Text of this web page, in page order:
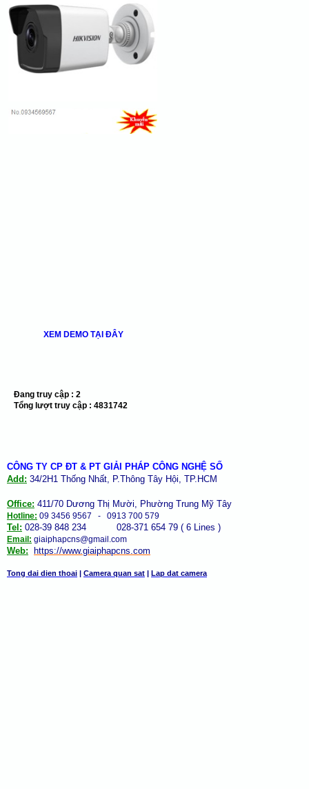
XEM DEMO TẠI ĐÂY
Đang truy cập : 2
Tổng lượt truy cập : 4831742
CÔNG TY CP ĐT & PT GIẢI PHÁP CÔNG NGHỆ SỐ
Add: 34/2H1 Thống Nhất, P.Thông Tây Hội, TP.HCM
Office: 411/70 Dương Thị Mười, Phường Trung Mỹ Tây
Hotline: 09 3456 9567 - 0913 700 579
Tel: 028-39 848 234 028-371 654 79 ( 6 Lines )
Email: giaiphapcns@gmail.com
Web: https://www.giaiphapcns.com
Tong dai dien thoai | Camera quan sat | Lap dat camera